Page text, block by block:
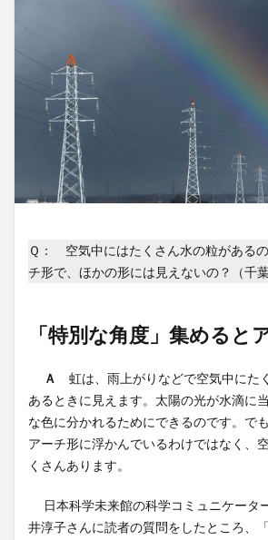
Ｑ： 空気中にはたくさん水の粒がある
チ形で、ほかの形には見えないの？（千
「特別な角度」集めると
Ａ
虹は、雨上がりなどで空気中にた
あるときに見えます。太陽の光が水滴に
な色に分かれるためにできるのです。で
アーチ形に浮かんでいるわけではなく、
くさんあります。
日本科学未来館の科学コミュニケータ
井淳子さんに読者の質問をしたところ、